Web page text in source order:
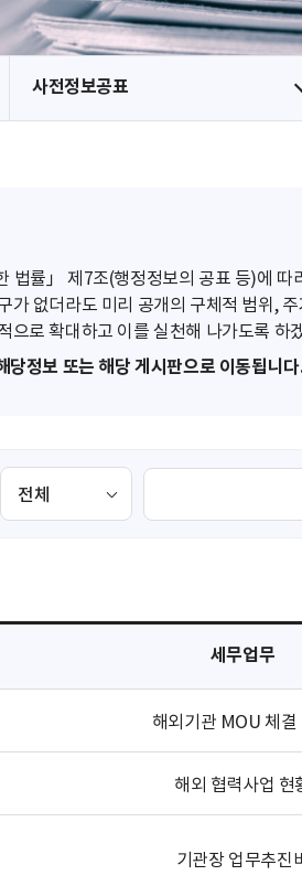
사전정보공표
법률」 제7조(행정정보의 공표 등)에
가 없더라도 미리 공개의 구체적 범위,
으로 확대하고 이를 실천해 나가도록 하
당정보 또는 해당 게시판으로 이동됩니
검
세무업무
해외기관 MOU 체결
해외 협력사업 현
기관장 업무추진